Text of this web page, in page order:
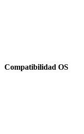
Compatibilidad OS